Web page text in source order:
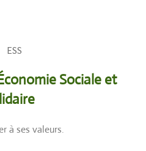
Sociale et
à ses valeurs.